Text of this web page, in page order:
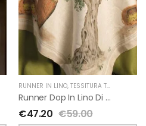
RUNNER IN LINO, TESSITURA TOSCANA TELERIE
Runner Dop In Lino Di Tessitura Toscana Telerie
€47.20 €59.00